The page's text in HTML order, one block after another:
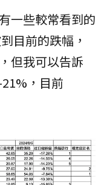
一些較常看到的
目前的跌幅，
但我可以告訴
，目前